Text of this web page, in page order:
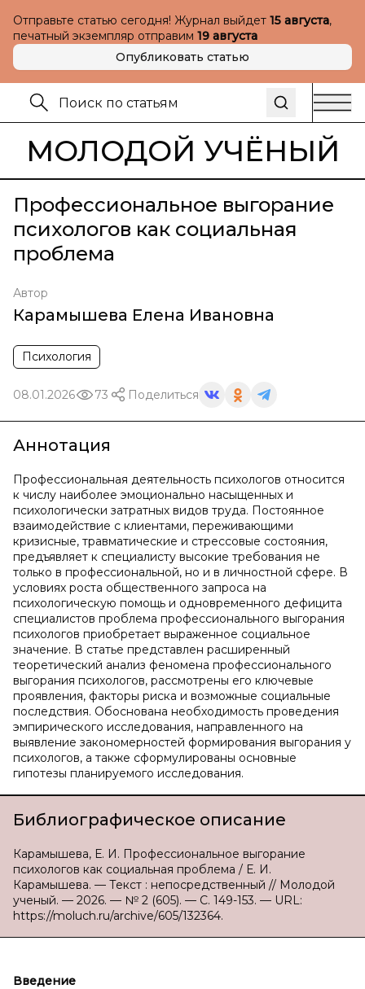
Отправьте статью сегодня! Журнал выйдет 15 августа,
печатный экземпляр отправим 19 августа
Опубликовать статью
МОЛОДОЙ УЧЁНЫЙ
Профессиональное выгорание
психологов как социальная
проблема
Автор
Карамышева Елена Ивановна
Психология
08.01.2026 73 Поделиться
Аннотация
Профессиональная деятельность психологов относится
к числу наиболее эмоционально насыщенных и
психологически затратных видов труда. Постоянное
взаимодействие с клиентами, переживающими
кризисные, травматические и стрессовые состояния,
предъявляет к специалисту высокие требования не
только в профессиональной, но и в личностной сфере. В
условиях роста общественного запроса на
психологическую помощь и одновременного дефицита
специалистов проблема профессионального выгорания
психологов приобретает выраженное социальное
значение. В статье представлен расширенный
теоретический анализ феномена профессионального
выгорания психологов, рассмотрены его ключевые
проявления, факторы риска и возможные социальные
последствия. Обоснована необходимость проведения
эмпирического исследования, направленного на
выявление закономерностей формирования выгорания у
психологов, а также сформулированы основные
гипотезы планируемого исследования.
Библиографическое описание
Карамышева, Е. И. Профессиональное выгорание
психологов как социальная проблема / Е. И.
Карамышева. — Текст : непосредственный // Молодой
ученый. — 2026. — № 2 (605). — С. 149-153. — URL:
https://moluch.ru/archive/605/132364.
Введение